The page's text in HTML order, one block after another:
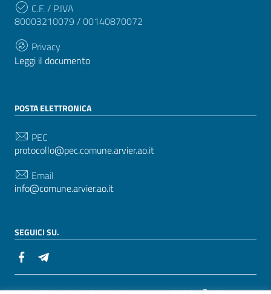
C.F. / P.IVA
80003210079 / 00140870072
Privacy
Leggi il documento
POSTA ELETTRONICA
PEC
protocollo@pec.comune.arvier.ao.it
Email
info@comune.arvier.ao.it
SEGUICI SU.
Sezione Link Utili